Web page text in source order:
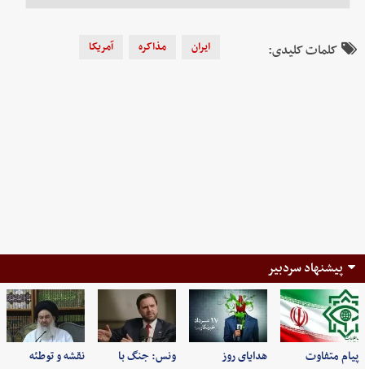
کلمات کلیدی: ایران مذاکره آمریکا
پیشنهاد سردبیر
پیام متفاوت هدایای روز ونس: جنگ با نقشه و توطئه